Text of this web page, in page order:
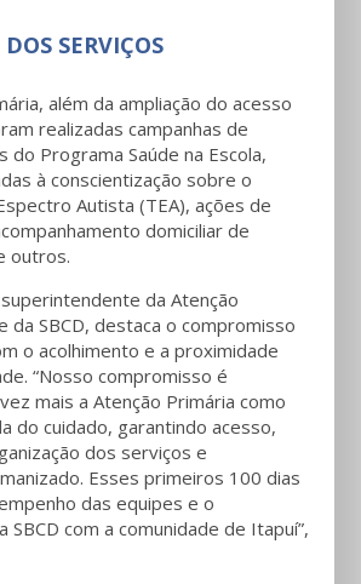
SERVIÇOS
além da ampliação do acesso
realizadas campanhas de
do Programa Saúde na Escola,
à conscientização sobre o
Autista (TEA), ações de
domiciliar de
outros.
da Atenção
da SBCD, destaca o compromisso
o acolhimento e a proximidade
“Nosso compromisso é
mais a Atenção Primária como
do cuidado, garantindo acesso,
dos serviços e
Esses primeiros 100 dias
das equipes e o
SBCD com a comunidade de Itapuí”,